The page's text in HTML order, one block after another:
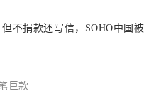
不捐款还写信，SOHO中国
巨款